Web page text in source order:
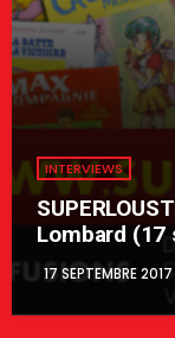
INTERVIEWS
Lombard (17
17 SEPTEMBRE 2017